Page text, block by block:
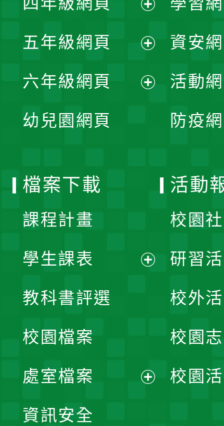
選
單
開
選
單
開
選
五年級網頁
開
六年級網頁
幼兒園網頁
資安
活動
防疫
檔案下載
課程計畫
學生課表
單
教科書評選
校園檔案
處室檔案
資訊安全
活動
校園
研習
校外
校園
校園